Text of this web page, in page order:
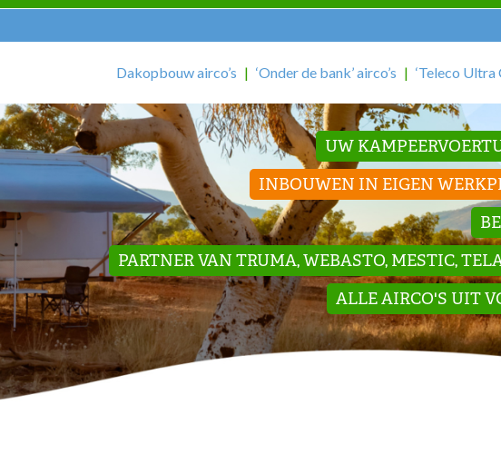
Dakopbouw airco’s ‘Onder de bank’ airco’s ‘Teleco Ultra
UW
INBOUWEN IN EIGEN
PARTNER VAN TRUMA, WEBASTO, MESTIC,
ALLE AIRCO'S UIT